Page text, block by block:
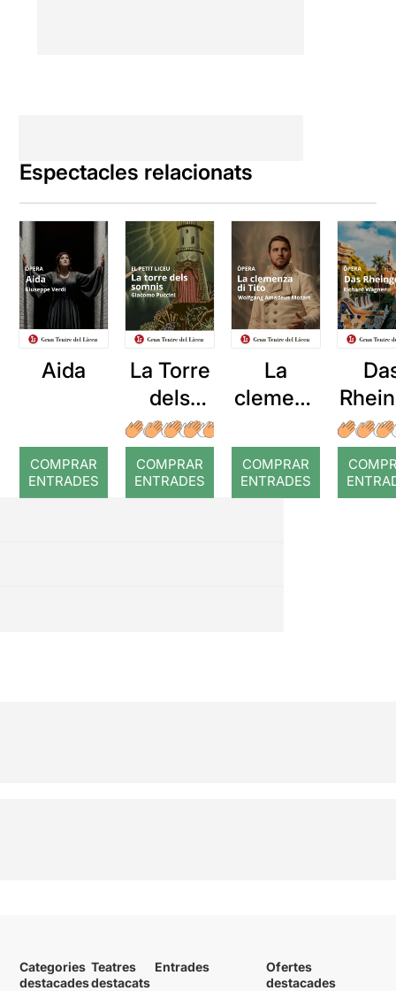
Espectacles relacionats
Aida
COMPRAR
ENTRADES
La Torre
dels
Somnis
COMPRAR
ENTRADES
La
clemenz
COMPRAR
ENTRADES
d
Categories
destacades
Teatres
destacats
Entrades
Ofertes
destacades